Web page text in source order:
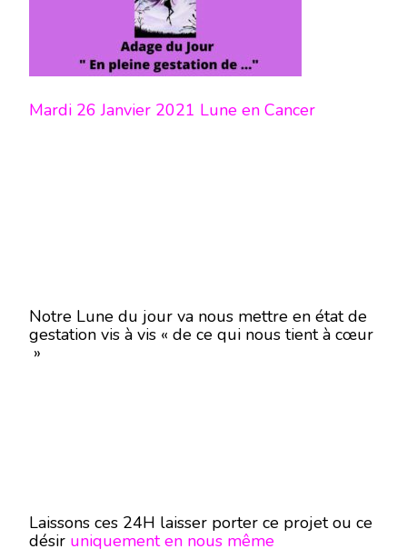
Mardi 26 Janvier 2021 Lune en Cancer
Notre Lune du jour va nous mettre en état de
gestation vis à vis « de ce qui nous tient à cœur
»
Laissons ces 24H laisser porter ce projet ou ce
désir uniquement en nous même